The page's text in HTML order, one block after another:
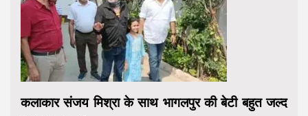
कलाकार संजय मिश्रा के साथ भागलपुर की बेटी बहुत जल्द